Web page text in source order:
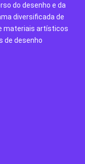
do desenho e da
diversificada de
materiais artísticos
de desenho